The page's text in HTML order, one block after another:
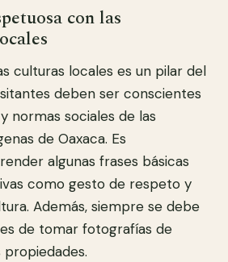
con las
culturas locales es un pilar del
deben ser conscientes
normas sociales de las
de Oaxaca. Es
algunas frases básicas
como gesto de respeto y
Además, siempre se debe
de tomar fotografías de
propiedades.